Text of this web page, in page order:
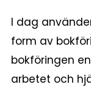
I dag
form av
bokföringen
arbetet och